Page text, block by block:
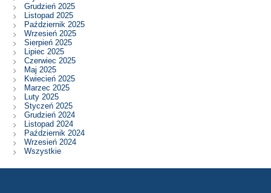
Grudzień 2025
Listopad 2025
Październik 2025
Wrzesień 2025
Sierpień 2025
Lipiec 2025
Czerwiec 2025
Maj 2025
Kwiecień 2025
Marzec 2025
Luty 2025
Styczeń 2025
Grudzień 2024
Listopad 2024
Październik 2024
Wrzesień 2024
Wszystkie